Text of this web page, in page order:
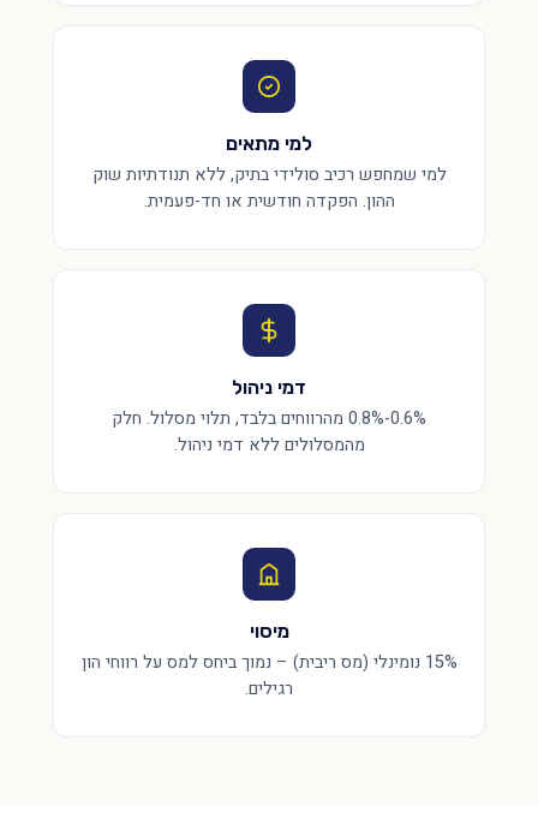
למי מתאים
למי שמחפש רכיב סולידי בתיק, ללא תנודתיות שוק
ההון. הפקדה חודשית או חד-פעמית.
דמי ניהול
0.6%-0.8% מהרווחים בלבד, תלוי מסלול. חלק
מהמסלולים ללא דמי ניהול.
מיסוי
15% נומינלי (מס ריבית) – נמוך ביחס למס על רווחי הון
רגילים.